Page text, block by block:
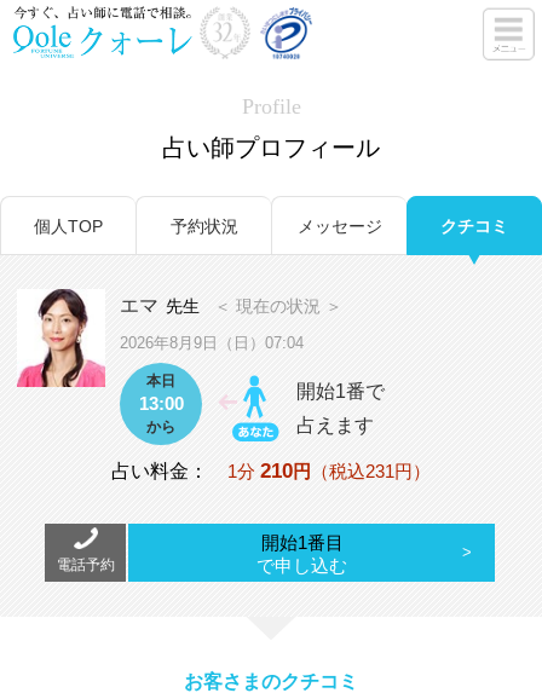
Profile
占い師プロフィール
個人TOP 予約状況 メッセージ クチコミ
エマ 先生 ＜ 現在の状況 ＞
2026年8月9日（日）07:04
本日
13:00
から
開始1番で
占えます
占い料金： 1分 210円 （税込231円）
電話予約
開始1番目
で申し込む
お客さまのクチコミ